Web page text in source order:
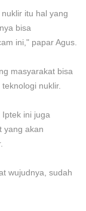
itu hal yang
bisa
ini," papar Agus.
masyarakat bisa
nuklir.
ini juga
yang akan
wujudnya, sudah